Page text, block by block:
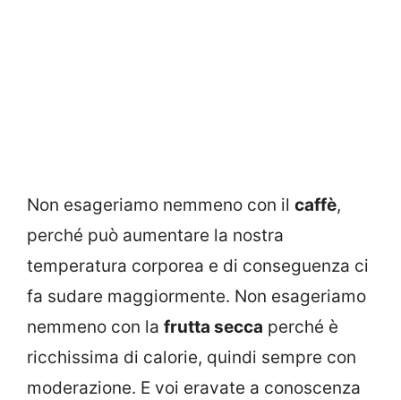
Non esageriamo nemmeno con il caffè,
perché può aumentare la nostra
temperatura corporea e di conseguenza ci
fa sudare maggiormente. Non esageriamo
nemmeno con la frutta secca perché è
ricchissima di calorie, quindi sempre con
moderazione. E voi eravate a conoscenza